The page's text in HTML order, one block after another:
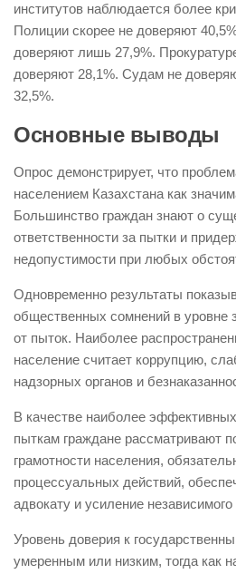
институтов наблюдается более
Полиции скорее не доверяют
доверяют лишь 27,9%.
доверяют 28,1%. Судам не
32,5%.
Основные выводы
Опрос демонстрирует, что
населением Казахстана как
Большинство граждан знают о
ответственности за пытки и
недопустимости при любых
Одновременно результаты
общественных сомнений в уровне
от пыток. Наиболее
население считает коррупцию,
надзорных органов и
В качестве наиболее
пыткам граждане рассматривают
грамотности населения,
процессуальных действий,
адвокату и усиление независимого
Уровень доверия к
умеренным или низким, тогда как